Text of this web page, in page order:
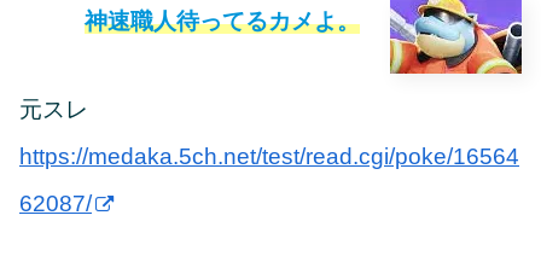
神速職人待ってるカメよ。
元スレ
https://medaka.5ch.net/test/read.cgi/poke/16564
62087/